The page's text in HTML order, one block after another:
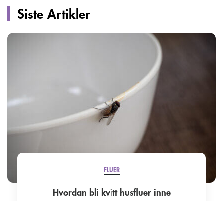
Siste Artikler
FLUER
Hvordan bli kvitt husfluer inne